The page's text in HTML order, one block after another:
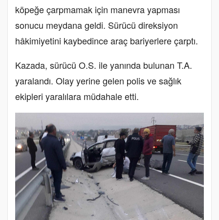
köpeğe çarpmamak için manevra yapması
sonucu meydana geldi. Sürücü direksiyon
hâkimiyetini kaybedince araç bariyerlere çarptı.
Kazada, sürücü O.S. ile yanında bulunan T.A.
yaralandı. Olay yerine gelen polis ve sağlık
ekipleri yaralılara müdahale etti.